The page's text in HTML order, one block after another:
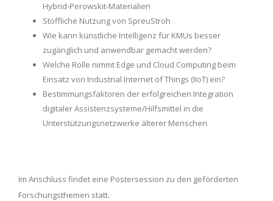
Hybrid-Perowskit-Materialien
Stoffliche Nutzung von SpreuStroh
Wie kann künstliche Intelligenz für KMUs besser
zugänglich und anwendbar gemacht werden?
Welche Rolle nimmt Edge und Cloud Computing beim
Einsatz von Industrial Internet of Things (IIoT) ein?
Bestimmungsfaktoren der erfolgreichen Integration
digitaler Assistenzsysteme/Hilfsmittel in die
Unterstützungsnetzwerke älterer Menschen
Im Anschluss findet eine Postersession zu den geförderten
Forschungsthemen statt.